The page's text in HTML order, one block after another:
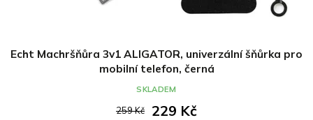
Echt Machršňůra 3v1 ALIGATOR, univerzální šňůrka pro
mobilní telefon, černá
259 Kč 229 Kč
SKLADEM